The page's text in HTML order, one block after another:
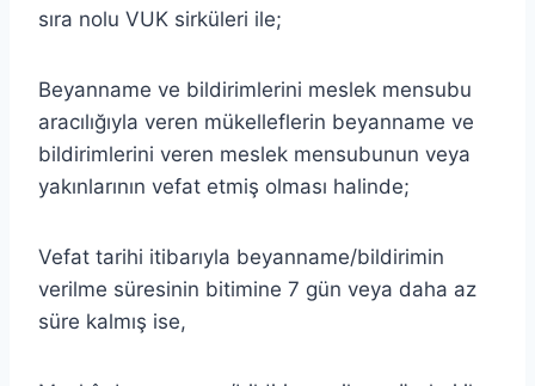
sıra nolu VUK sirküleri ile;
Beyanname ve bildirimlerini meslek mensubu
aracılığıyla veren mükelleflerin beyanname ve
bildirimlerini veren meslek mensubunun veya
yakınlarının vefat etmiş olması halinde;
Vefat tarihi itibarıyla beyanname/bildirimin
verilme süresinin bitimine 7 gün veya daha az
süre kalmış ise,